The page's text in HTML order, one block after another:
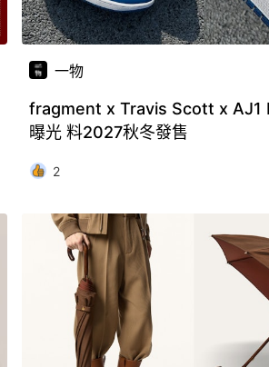
一物
fragment x Travis Scott x AJ1
曝光 料2027秋冬發售
2